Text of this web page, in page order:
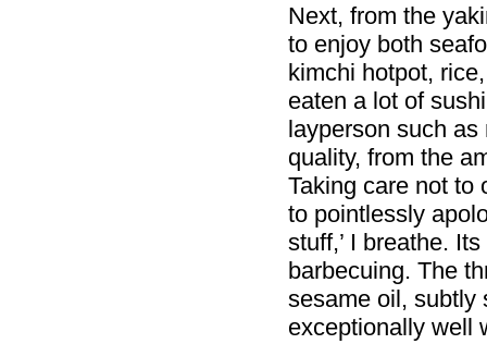
Next, from the
to enjoy both
kimchi hotpot,
eaten a lot of
layperson such
quality, from the
Taking care not
to pointlessly
stuff,’ I breathe.
barbecuing. The
sesame oil, subtly
exceptionally well